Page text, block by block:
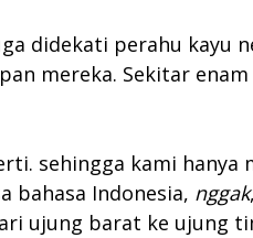
didekati perahu kayu
mereka. Sekitar
sehingga kami
bahasa Indonesia, nggak
ujung barat ke ujung